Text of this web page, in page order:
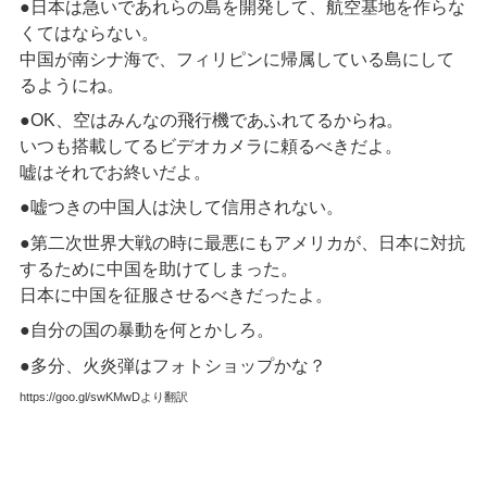
●日本は急いであれらの島を開発して、航空基地を作らな
くてはならない。
中国が南シナ海で、フィリピンに帰属している島にして
るようにね。
●OK、空はみんなの飛行機であふれてるからね。
いつも搭載してるビデオカメラに頼るべきだよ。
嘘はそれでお終いだよ。
●嘘つきの中国人は決して信用されない。
●第二次世界大戦の時に最悪にもアメリカが、日本に対抗
するために中国を助けてしまった。
日本に中国を征服させるべきだったよ。
●自分の国の暴動を何とかしろ。
●多分、火炎弾はフォトショップかな？
https://goo.gl/swKMwDより翻訳